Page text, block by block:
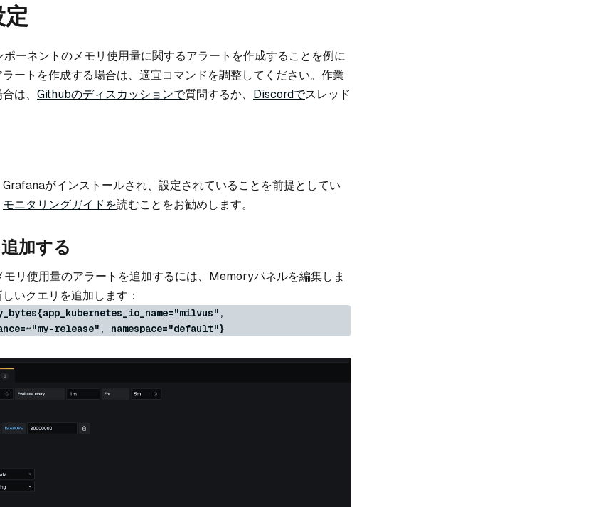
ーネントのメモリ使用量に関するアラートを作成することを例に
ートを作成する場合は、適宜コマンドを調整してください。作業
は、 Githubのディスカッションで質問するか、 Discordでスレッド
がインストールされ、設定されていることを前提としてい
モニタリングガイドを読むことをお勧めします。
加する
リ使用量のアラートを追加するには、Memoryパネルを編集しま
いクエリを追加します：
release", namespace="default"}